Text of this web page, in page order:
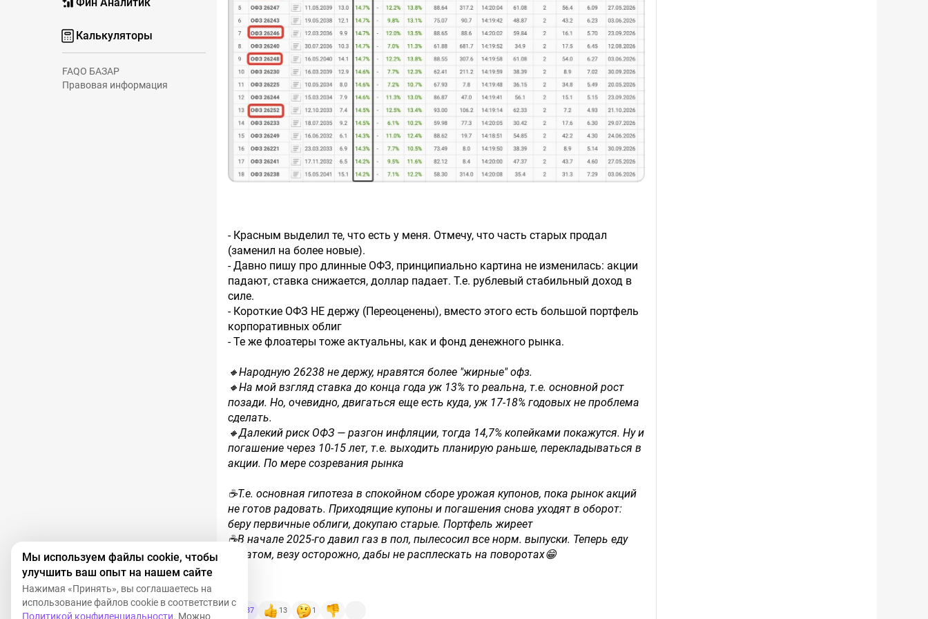
Калькуляторы
FAQО БАЗАР
Правовая информация
- Красным выделил те, что есть у меня. Отмечу, что часть старых продал
(заменил на более новые).
- Давно пишу про длинные ОФЗ, принципиально картина не изменилась: акции
падают, ставка снижается, доллар падает. Т.е. рублевый стабильный доход в
силе.
- Короткие ОФЗ НЕ держу (Переоценены), вместо этого есть большой портфель
корпоративных облиг
- Те же флоатеры тоже актуальны, как и фонд денежного рынка.
🔸Народную 26238 не держу, нравятся более "жирные" офз.
🔸На мой взгляд ставка до конца года уж 13% то реальна, т.е. основной рост
позади. Но, очевидно, двигаться еще есть куда, уж 17-18% годовых не проблема
сделать.
🔸Далекий риск ОФЗ — разгон инфляции, тогда 14,7% копейками покажутся. Ну и
погашение через 10-15 лет, т.е. выходить планирую раньше, перекладываться в
акции. По мере созревания рынка
☕️Т.е. основная гипотеза в спокойном сборе урожая купонов, пока рынок акций
не готов радовать. Приходящие купоны и погашения снова уходят в оборот:
беру первичные облиги, докупаю старые. Портфель жиреет
☕️В начале 2025-го давил газ в пол, пылесосил все норм. выпуски. Теперь еду
накатом, везу осторожно, дабы не расплескать на поворотах😁
37 13 1
Мы используем файлы cookie, чтобы
улучшить ваш опыт на нашем сайте
Нажимая «Принять», вы соглашаетесь на
использование файлов cookie в соответствии с
Политикой конфиденциальности. Можно